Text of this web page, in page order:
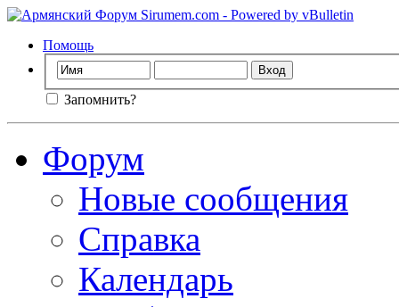
Помощь
Запомнить?
Форум
Новые сообщения
Справка
Календарь